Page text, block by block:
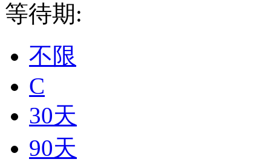
等待期:
不限
C
30天
90天